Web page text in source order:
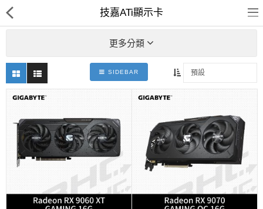
客訂商品
筆電
超值DIY主機
迷你PC專區
華碩品牌桌上型組裝機
技嘉ATi顯示卡
更多分類
SIDEBAR